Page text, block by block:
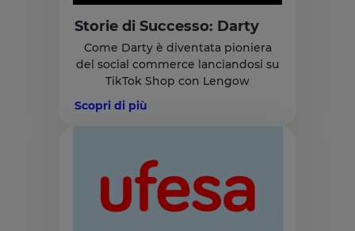
Storie di Successo: Darty
Come Darty è diventata pioniera
del social commerce lanciandosi su
TikTok Shop con Lengow
Scopri di più